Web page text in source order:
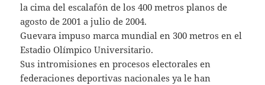
la cima del escalafón de los 400 metros planos de
agosto de 2001 a julio de 2004.
Guevara impuso marca mundial en 300 metros en el
Estadio Olímpico Universitario.
Sus intromisiones en procesos electorales en
federaciones deportivas nacionales ya le han